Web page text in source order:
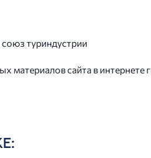
туриндустрии
материалов сайта в интернете